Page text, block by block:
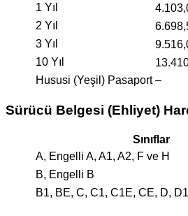
1 Yıl
2 Yıl
3 Yıl
10 Yıl
Hususi (Yeşil) Pasaport –
Sürücü Belgesi (Ehliyet)
Sınıflar
A, Engelli A, A1, A2, F ve H
B, Engelli B
B1, BE, C, C1, C1E, CE, D,